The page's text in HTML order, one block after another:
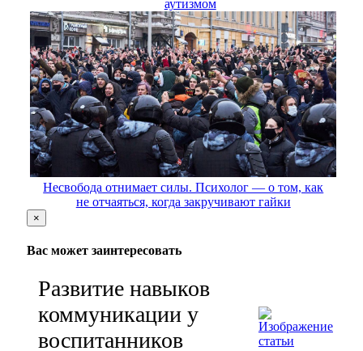
аутизмом
Несвобода отнимает силы. Психолог — о том, как
не отчаяться, когда закручивают гайки
×
Вас может заинтересовать
Развитие навыков
коммуникации у
воспитанников